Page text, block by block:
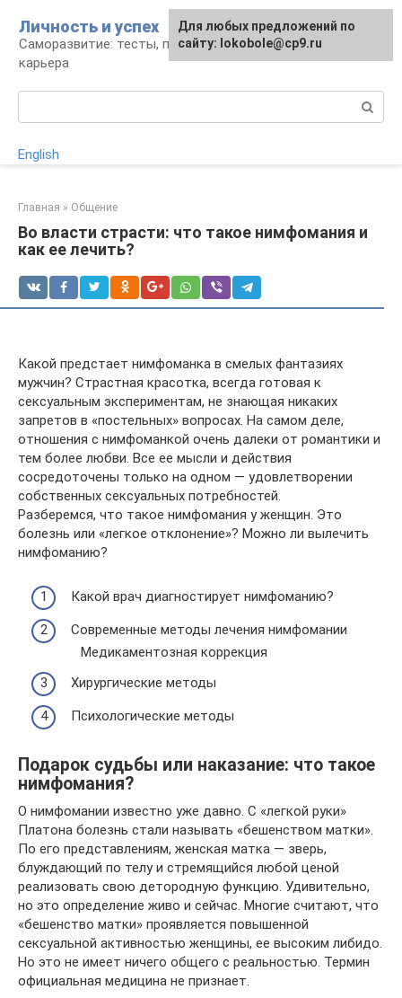
контенту
Личность и успех
Саморазвитие: тесты, психология, работа и
карьера
English
Главная » Общение
Во власти страсти: что такое нимфомания и
как ее лечить?
Какой предстает нимфоманка в смелых фантазиях
мужчин? Страстная красотка, всегда готовая к
сексуальным экспериментам, не знающая никаких
запретов в «постельных» вопросах. На самом деле,
отношения с нимфоманкой очень далеки от романтики и
тем более любви. Все ее мысли и действия
сосредоточены только на одном — удовлетворении
собственных сексуальных потребностей.
Разберемся, что такое нимфомания у женщин. Это
болезнь или «легкое отклонение»? Можно ли вылечить
нимфоманию?
Какой врач диагностирует нимфоманию?
Современные методы лечения нимфомании
Медикаментозная коррекция
Хирургические методы
Психологические методы
Подарок судьбы или наказание: что такое
нимфомания?
О нимфомании известно уже давно. С «легкой руки»
Платона болезнь стали называть «бешенством матки».
По его представлениям, женская матка — зверь,
блуждающий по телу и стремящийся любой ценой
реализовать свою детородную функцию. Удивительно,
но это определение живо и сейчас. Многие считают, что
«бешенство матки» проявляется повышенной
сексуальной активностью женщины, ее высоким либидо.
Но это не имеет ничего общего с реальностью. Термин
официальная медицина не признает.
Для любых предложений по
сайту: lokobole@cp9.ru